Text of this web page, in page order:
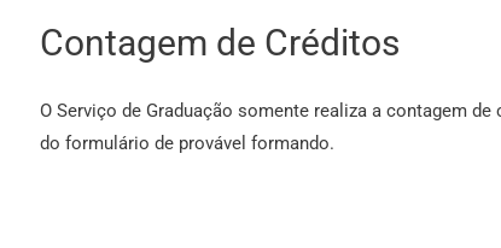
Contagem de Créditos
O Serviço de Graduação somente realiza a contagem
do formulário de provável formando.